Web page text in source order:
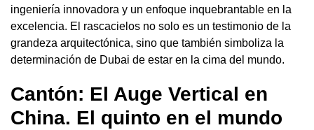
ingeniería innovadora y un enfoque inquebrantable en la
excelencia. El rascacielos no solo es un testimonio de la
grandeza arquitectónica, sino que también simboliza la
determinación de Dubai de estar en la cima del mundo.
Cantón: El Auge Vertical en
China. El quinto en el mundo